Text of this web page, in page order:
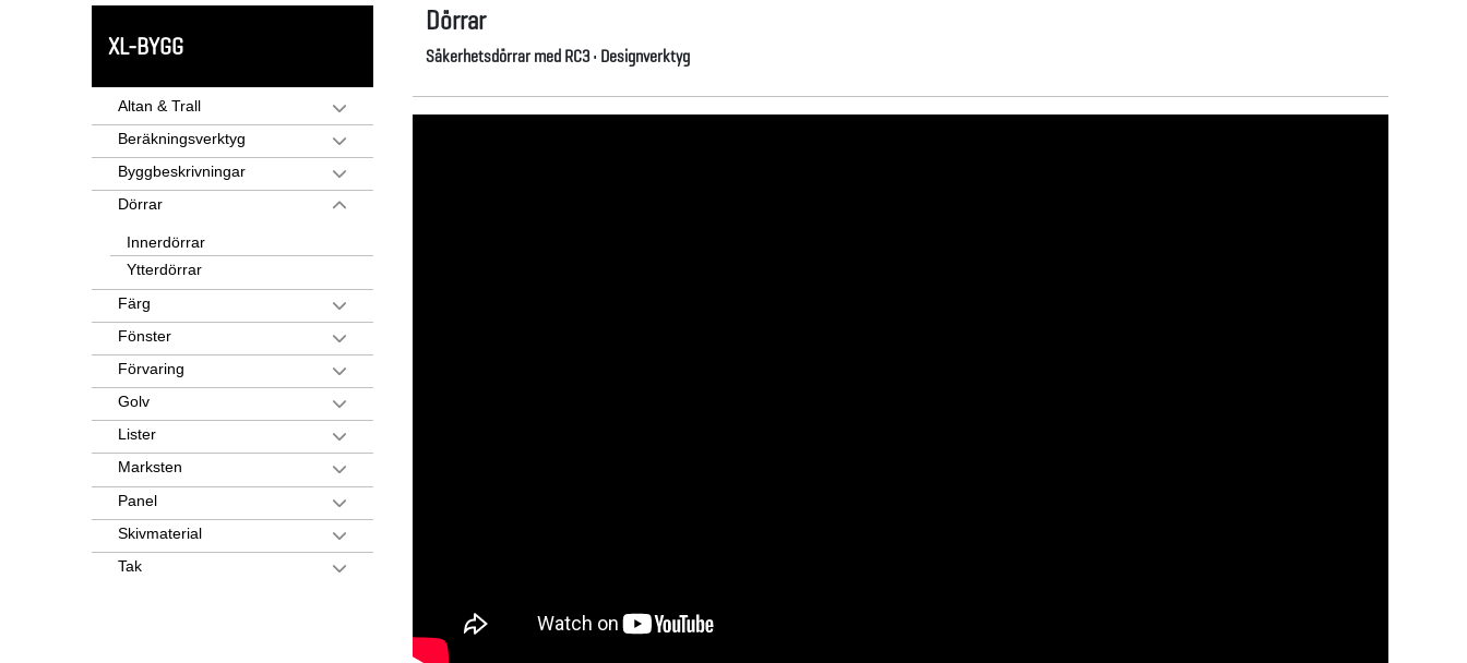
XL-BYGG
Altan & Trall
Beräkningsverktyg
Byggbeskrivningar
Dörrar
Innerdörrar
Ytterdörrar
Färg
Fönster
Förvaring
Golv
Lister
Marksten
Panel
Skivmaterial
Tak
Dörrar
Säkerhetsdörrar med RC3 • Designverktyg